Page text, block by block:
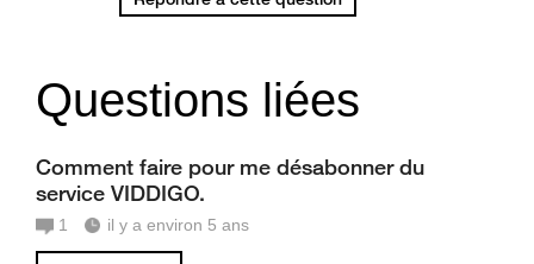
Questions liées
Comment faire pour me désabonner du
service VIDDIGO.
1 il y a environ 5 ans